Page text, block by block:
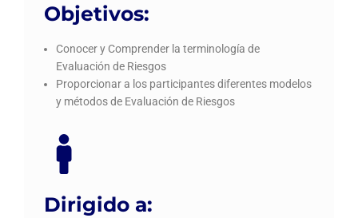
Objetivos:
Conocer y Comprender la terminología de
Evaluación de Riesgos
Proporcionar a los participantes diferentes modelos
y métodos de Evaluación de Riesgos
Dirigido a: